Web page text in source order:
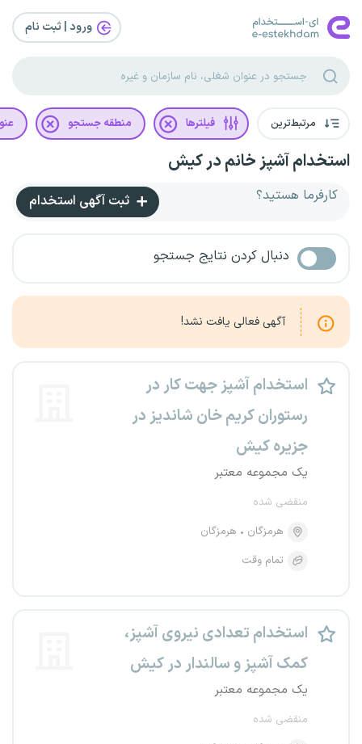
ورود | ثبت‌ نام
مرتبط‌ترین فیلترها منطقه جستجو
استخدام آشپز خانم در کیش
کارفرما هستید؟ ثبت آگهی استخدام
دنبال کردن نتایج جستجو
آگهی فعالی یافت نشد!
استخدام آشپز جهت کار در
رستوران کریم خان شاندیز در
جزیره کیش
یک مجموعه معتبر
منقضی شده
هرمزگان
هرمزگان
تمام وقت
استخدام تعدادی نیروی آشپز،
کمک آشپز و سالندار در کیش
یک مجموعه معتبر
منقضی شده